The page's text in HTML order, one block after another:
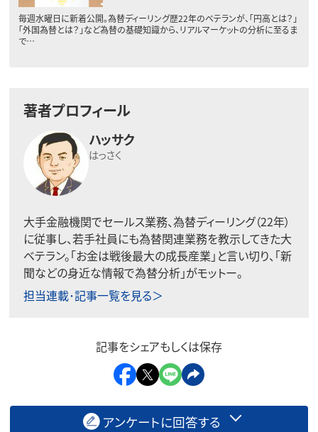
毎週水曜日に新着公開。為替ディーリング歴22年のベテランが、「円高とは？」
「外国為替とは？」など為替の基礎知識から、リアルマーケットの分析に至るま
で…
著者プロフィール
ハッサク
はっさく
大手金融機関でセールス業務、為替ディーリング（22年）
に従事し、若手社員にも為替関連業務を教示してきた大
ベテラン。「お金は戦後最大の成長産業」と言い切り、「新
聞などの身近な情報で為替分析」がモットー。
担当連載･記事一覧を見る＞
記事をシェアもしくは保存
アンケートに回答する